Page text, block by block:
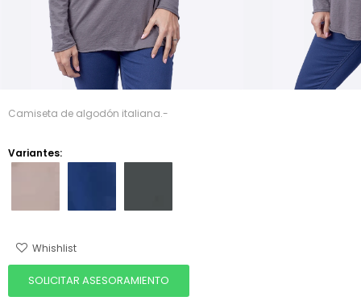
Camiseta de algodón italiana.-
Variantes:
SOLICITAR ASESORAMIENTO